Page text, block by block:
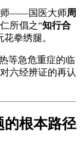
师——国医大师周
所倡之“知行合
拳绣腿。
等急危重症的临
六经辨证的再认
的根本路径